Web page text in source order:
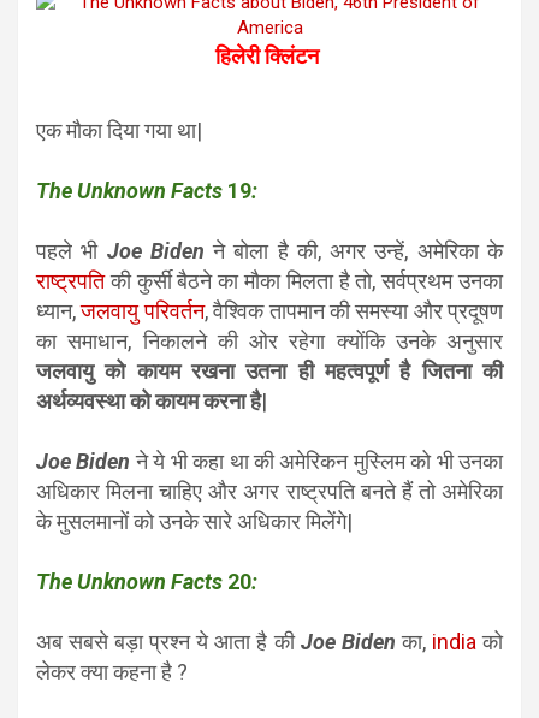
हिलेरी क्लिंटन
एक मौका दिया गया था|
The Unknown Facts 19:
पहले भी Joe Biden ने बोला है की, अगर उन्हें, अमेरिका के
राष्ट्रपतिकी कुर्सी बैठने का मौका मिलता है तो, सर्वप्रथम उनका
ध्यान,जलवायु परिवर्तन, वैश्विक तापमान की समस्या और प्रदूषण
का समाधान, निकालने की ओर रहेगा क्योंकि उनके अनुसार
जलवायु को कायम रखना उतना ही महत्वपूर्ण है जितना की
अर्थव्यवस्था को कायम करना है|
Joe Biden ने ये भी कहा था की अमेरिकन मुस्लिम को भी उनका
अधिकार मिलना चाहिए और अगर राष्ट्रपति बनते हैं तो अमेरिका
के मुसलमानों को उनके सारे अधिकार मिलेंगे|
The Unknown Facts 20:
अब सबसे बड़ा प्रश्न ये आता है कीJoe Biden का, india को
लेकर क्या कहना है ?